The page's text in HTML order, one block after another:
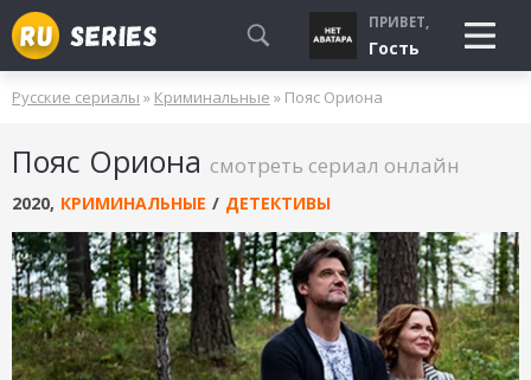
СМОТРЮ
БУДУ СМОТРЕТЬ
УЖЕ СМОТРЕЛ
ПРИВЕТ,
Гость
Русские сериалы » Криминальные » Пояс Ориона
Пояс Ориона смотреть сериал онлайн
2020, КРИМИНАЛЬНЫЕ / ДЕТЕКТИВЫ